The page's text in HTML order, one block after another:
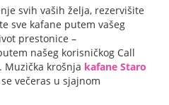
svih vaših želja, rezervišite
sve kafane putem vašeg
prestonice –
našeg korisničkog Call
. Muzička krošnja kafane Staro
večeras u sjajnom